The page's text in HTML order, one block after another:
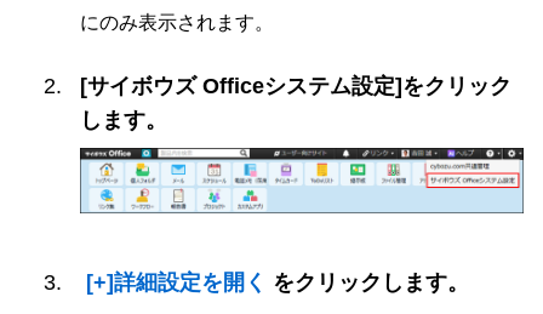
にのみ表示されます。
[サイボウズ Officeシステム設定]をクリック
します。
[+]詳細設定を開く をクリックします。